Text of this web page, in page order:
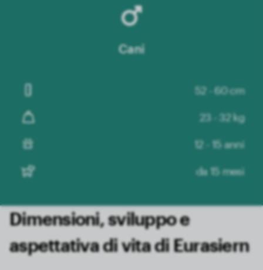
Cani
52 - 60 cm
23 - 32 kg
12 - 15 anni
da 15 mesi
Dimensioni, sviluppo e
aspettativa di vita di Eurasiern